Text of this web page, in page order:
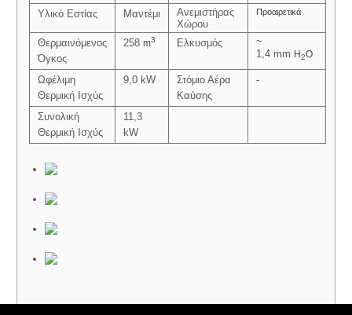
Υλικό Εστίας Μαντέμι
Ανεμιστήρας
Χώρου
Προαιρετικά
Θερμαινόμενος
Όγκος
258m3 Ελκυσμός
~
1,4 mm H2O
Ωφέλιμη
Θερμική Ισχύς
9,0 kW
Στόμιο Αέρα
Καύσης
-
Συνολική
Θερμική Ισχύς
11,3
kW